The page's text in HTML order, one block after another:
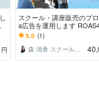
円
スクール・講座販売のプ
a広告を運用します
の実績！広告×LP導線設計
を作ります
5.0 (1)
森 清香 スクール講座集客のプロ